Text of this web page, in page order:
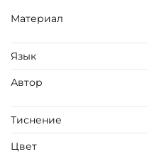
Материал
Язык
Автор
Тиснение
Цвет